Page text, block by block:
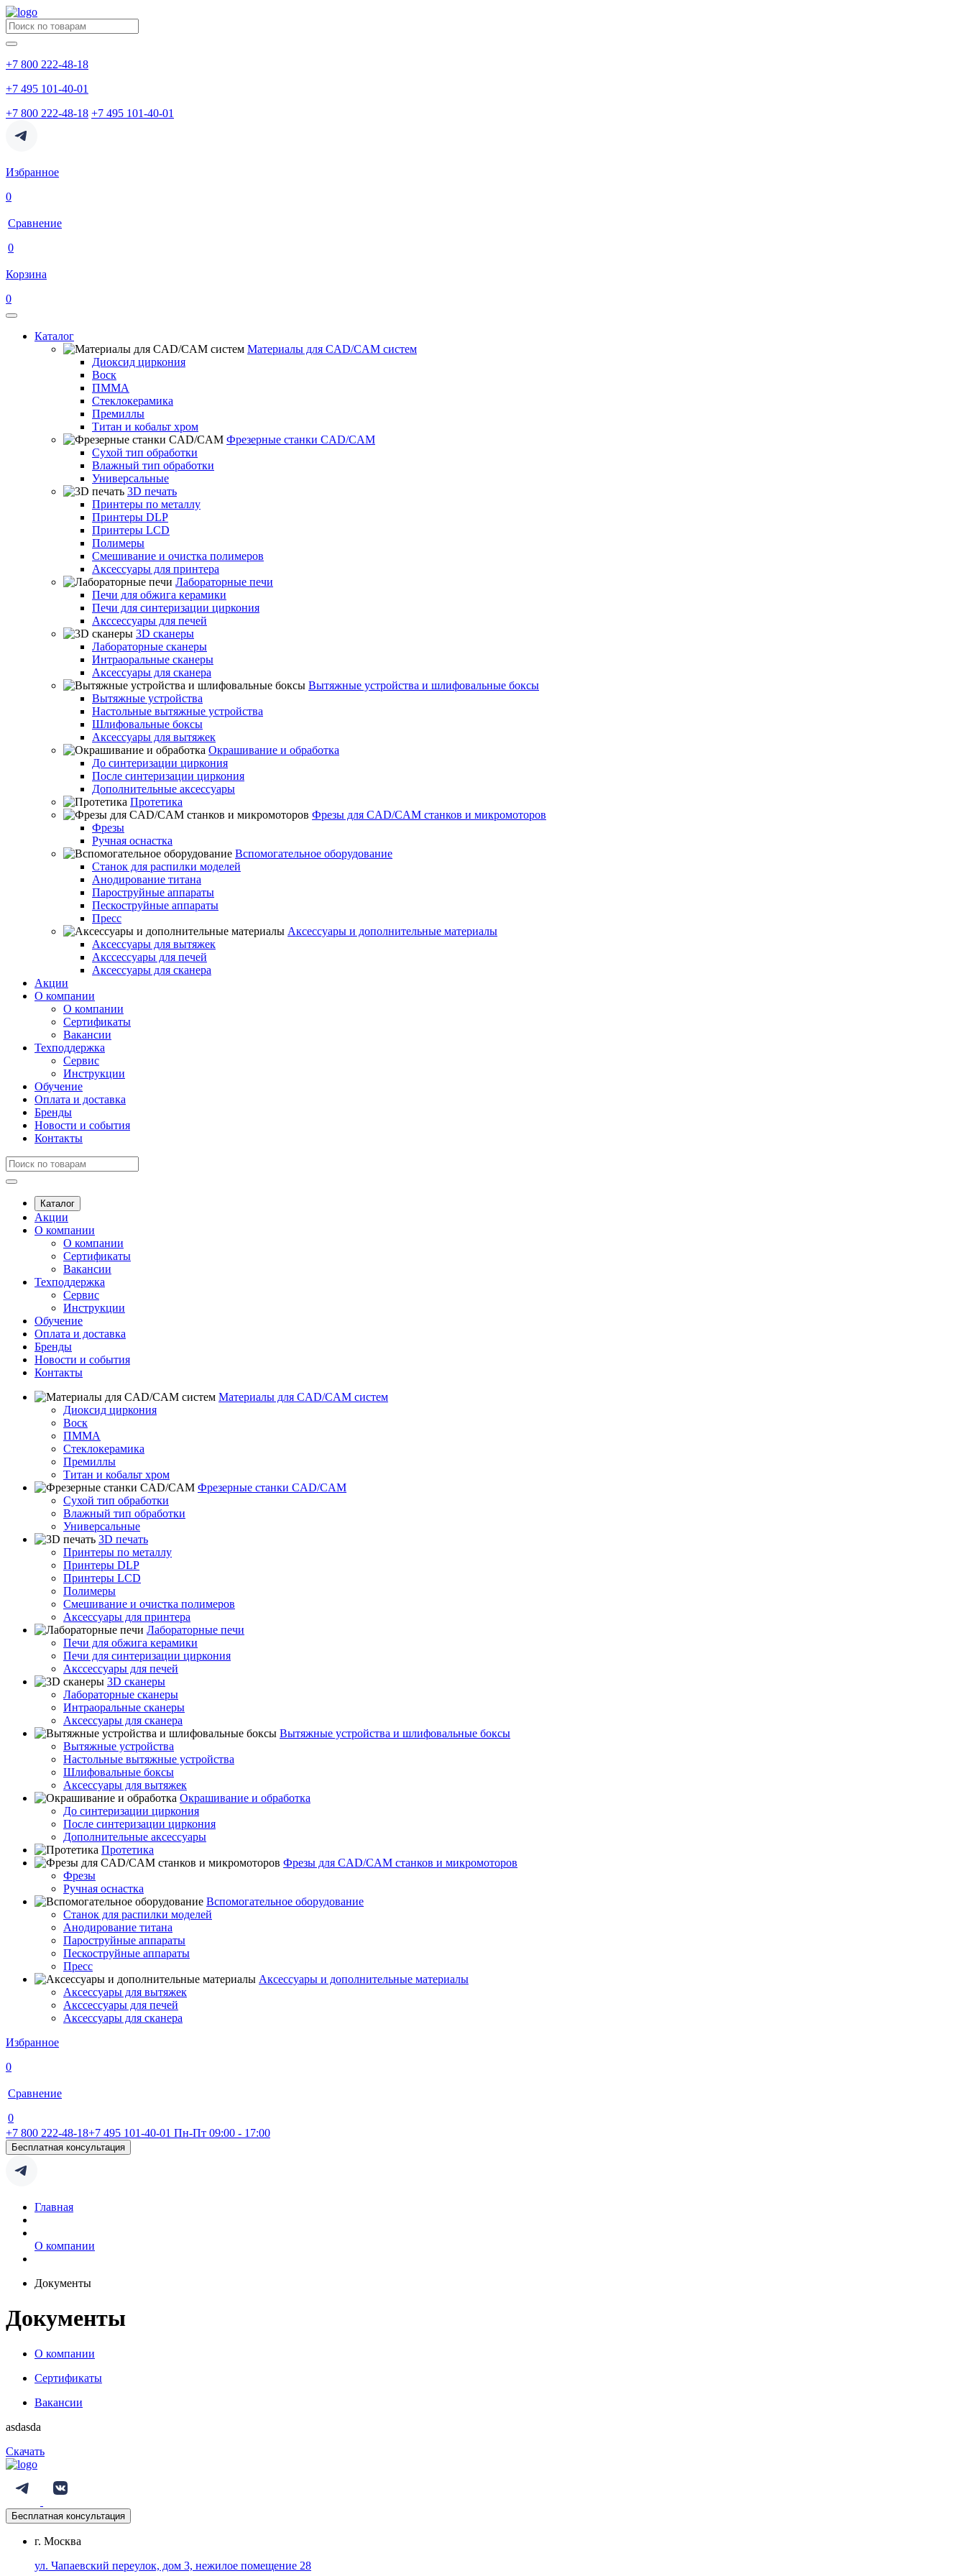
+7 800 222-48-18
+7 495 101-40-01
+7 800 222-48-18 +7 495 101-40-01
Избранное
0
Сравнение
0
Корзина
0
Каталог
Материалы для CAD/CAM систем
Диоксид циркония
Воск
ПММА
Стеклокерамика
Премиллы
Титан и кобальт хром
Фрезерные станки CAD/CAM
Сухой тип обработки
Влажный тип обработки
Универсальные
3D печать
Принтеры по металлу
Принтеры DLP
Принтеры LCD
Полимеры
Смешивание и очистка полимеров
Аксессуары для принтера
Лабораторные печи
Печи для обжига керамики
Печи для синтеризации циркония
Акссессуары для печей
3D сканеры
Лабораторные сканеры
Интраоральные сканеры
Аксессуары для сканера
Вытяжные устройства и шлифовальные боксы
Вытяжные устройства
Настольные вытяжные устройства
Шлифовальные боксы
Аксессуары для вытяжек
Окрашивание и обработка
До синтеризации циркония
После синтеризации циркония
Дополнительные аксессуары
Протетика
Фрезы для CAD/CAM станков и микромоторов
Фрезы
Ручная оснастка
Вспомогательное оборудование
Станок для распилки моделей
Анодирование титана
Пароструйные аппараты
Пескоструйные аппараты
Пресс
Аксессуары и дополнительные материалы
Аксессуары для вытяжек
Акссессуары для печей
Аксессуары для сканера
Акции
О компании
О компании
Сертификаты
Вакансии
Техподдержка
Сервис
Инструкции
Обучение
Оплата и доставка
Бренды
Новости и события
Контакты
Каталог
Акции
О компании
О компании
Сертификаты
Вакансии
Техподдержка
Сервис
Инструкции
Обучение
Оплата и доставка
Бренды
Новости и события
Контакты
Материалы для CAD/CAM систем
Диоксид циркония
Воск
ПММА
Стеклокерамика
Премиллы
Титан и кобальт хром
Фрезерные станки CAD/CAM
Сухой тип обработки
Влажный тип обработки
Универсальные
3D печать
Принтеры по металлу
Принтеры DLP
Принтеры LCD
Полимеры
Смешивание и очистка полимеров
Аксессуары для принтера
Лабораторные печи
Печи для обжига керамики
Печи для синтеризации циркония
Акссессуары для печей
3D сканеры
Лабораторные сканеры
Интраоральные сканеры
Аксессуары для сканера
Вытяжные устройства и шлифовальные боксы
Вытяжные устройства
Настольные вытяжные устройства
Шлифовальные боксы
Аксессуары для вытяжек
Окрашивание и обработка
До синтеризации циркония
После синтеризации циркония
Дополнительные аксессуары
Протетика
Фрезы для CAD/CAM станков и микромоторов
Фрезы
Ручная оснастка
Вспомогательное оборудование
Станок для распилки моделей
Анодирование титана
Пароструйные аппараты
Пескоструйные аппараты
Пресс
Аксессуары и дополнительные материалы
Аксессуары для вытяжек
Акссессуары для печей
Аксессуары для сканера
Избранное
0
Сравнение
0
+7 800 222-48-18+7 495 101-40-01 Пн-Пт 09:00 - 17:00
Бесплатная консультация
Главная
О компании
Документы
Документы
О компании
Сертификаты
Вакансии
asdasda
Скачать
Бесплатная консультация
г. Москва
ул. Чапаевский переулок, дом 3, нежилое помещение 28